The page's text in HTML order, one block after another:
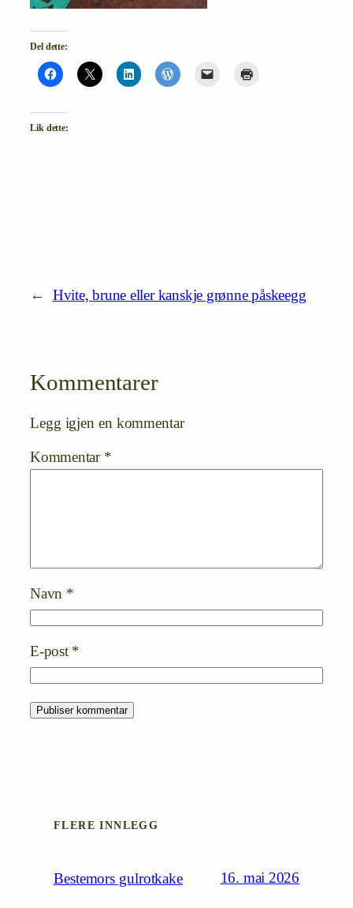
Del dette:
Lik dette:
← Hvite, brune eller kanskje grønne påskeegg
Kommentarer
Legg igjen en kommentar
Kommentar *
Navn *
E-post *
FLERE INNLEGG
Bestemors gulrotkake 16. mai 2026